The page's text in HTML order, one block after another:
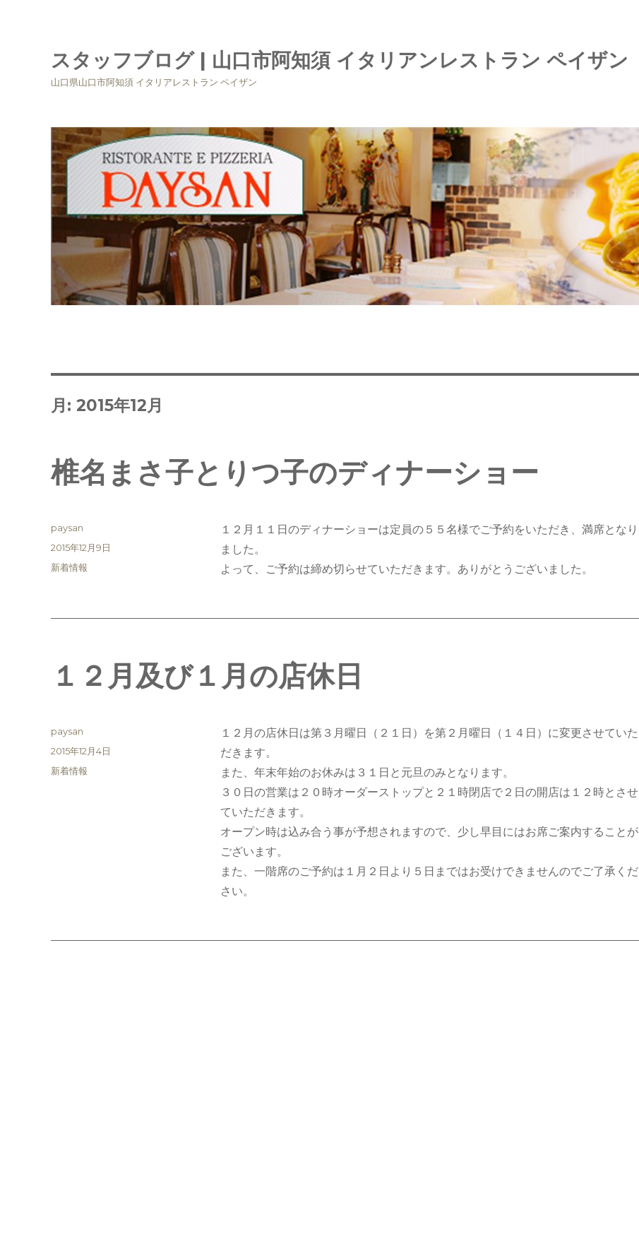
スタッフブログ | 山口市阿知須 イタリアンレストラン ペイザン
山口県山口市阿知須 イタリアレストラン ペイザン
月: 2015年12月
椎名まさ子とりつ子のディナーショー
１２月１１日のディナーショーは定員の５５名様でご予約をいただき、満席となり
ました。
よって、ご予約は締め切らせていただきます。ありがとうございました。
投
paysan
投
稿
2015年12月9日
カ
新着情報
１２月及び１月の店休日
１２月の店休日は第３月曜日（２１日）を第２月曜日（１４日）に変更させていた
だきます。
また、年末年始のお休みは３１日と元旦のみとなります。
３０日の営業は２０時オーダーストップと２１時閉店で２日の開店は１２時とさせ
ていただきます。
オープン時は込み合う事が予想されますので、少し早目にはお席ご案内することが
ございます。
また、一階席のご予約は１月２日より５日まではお受けできませんのでご了承くだ
さい。
投
paysan
投
稿
2015年12月4日
カ
新着情報